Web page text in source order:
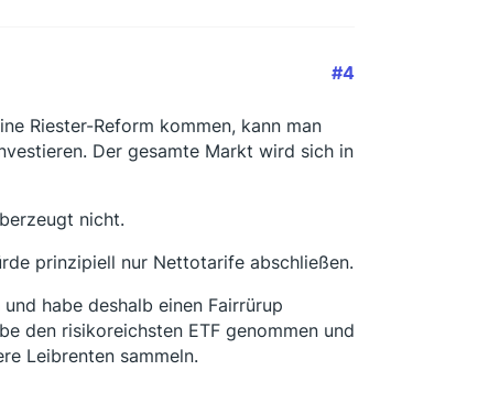
#4
Riester-Reform kommen, kann man
Der gesamte Markt wird sich in
nicht.
prinzipiell nur Nettotarife abschließen.
habe deshalb einen Fairrürup
den risikoreichsten ETF genommen und
Leibrenten sammeln.